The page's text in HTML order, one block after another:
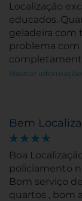
Localização
educados.
geladeira com
problema com
banheiro e
reforma,
espaço da
Café da
Mostrar
Bem
Boa
policiamento
Bom serviço
quartos , bom